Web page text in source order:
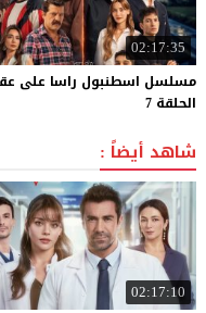
02:17:35
مسلسل اسطنبول راسا على
الحلقة 7
شاهد أيضاً :
02:17:10